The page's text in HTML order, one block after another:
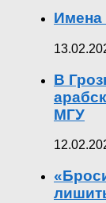
Имена
В
МГУ